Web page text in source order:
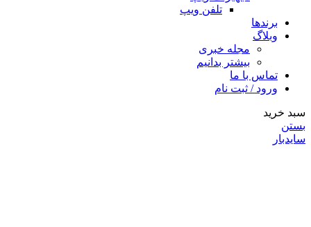
تلفن ویپ
برندها
وبلاگ
مجله خبری
بیشتر بدانیم
تماس با ما
ورود / ثبت نام
سبد خرید
بستن
سایدبار